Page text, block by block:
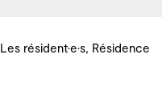
Les résident·e·s, Résidence